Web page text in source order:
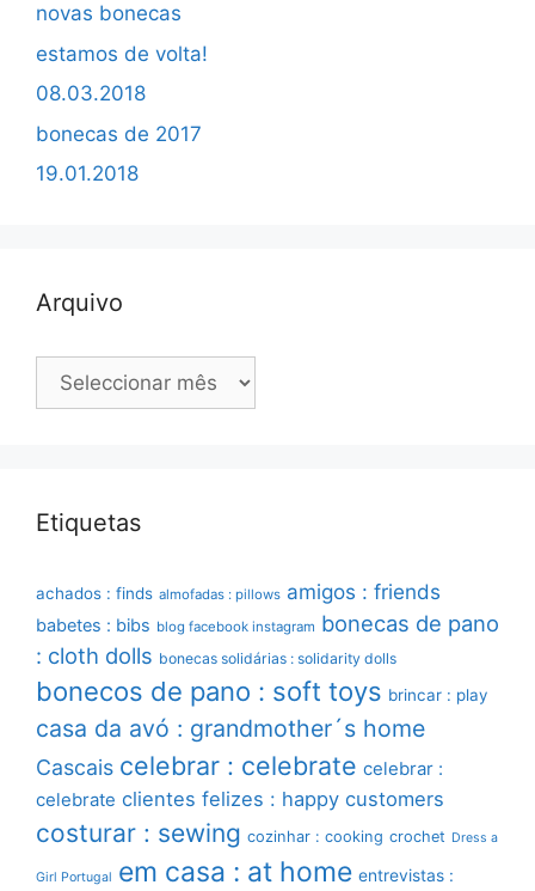
novas bonecas
estamos de volta!
08.03.2018
bonecas de 2017
19.01.2018
Arquivo
Arquivo
Etiquetas
achados : finds almofadas : pillows amigos : friends
babetes : bibs blog facebook instagram bonecas de pano
: cloth dolls bonecas solidárias : solidarity dolls
bonecos de pano : soft toys brincar : play
casa da avó : grandmother´s home
Cascais celebrar : celebrate celebrar :
celebrate clientes felizes : happy customers
costurar : sewing cozinhar : cooking crochet Dress a
Girl Portugal em casa : at home entrevistas :